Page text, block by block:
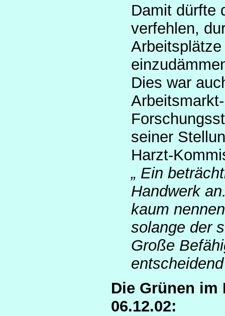
Damit dürfte
verfehlen,
Dies war
seiner
Harzt-
Ein
Handwerk
kaum
solange der
Große
Die Grünen im
06.12.02: